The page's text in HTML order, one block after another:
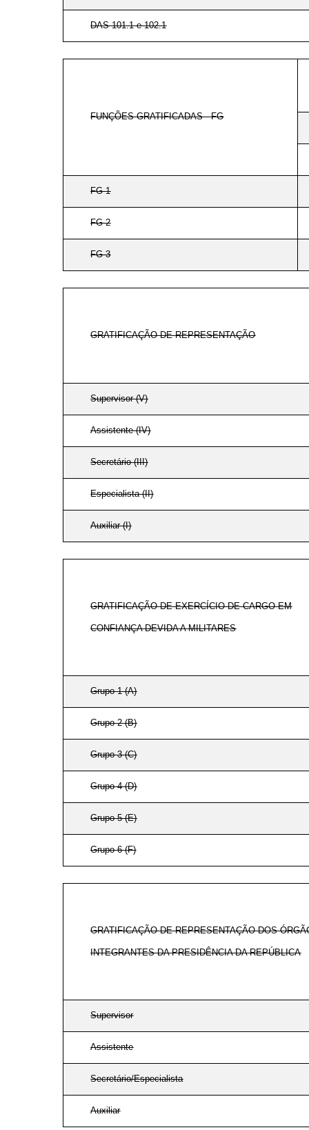
DAS 101.1 e 102.1
FUNÇÕES GRATIFICADAS - FG
FG-1
FG-2
FG-3
GRATIFICAÇÃO DE REPRESENTAÇÃO
Supervisor (V)
Assistente (IV)
Secretário (III)
Especialista (II)
Auxiliar (I)
GRATIFICAÇÃO DE EXERCÍCIO DE CARGO EM
CONFIANÇA DEVIDA A MILITARES
Grupo 1 (A)
Grupo 2 (B)
Grupo 3 (C)
Grupo 4 (D)
Grupo 5 (E)
Grupo 6 (F)
GRATIFICAÇÃO DE REPRESENTAÇÃO DOS
INTEGRANTES DA PRESIDÊNCIA DA REPÚBLICA
Supervisor
Assistente
Secretário/Especialista
Auxiliar